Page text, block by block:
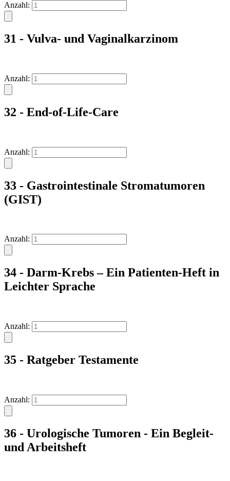
Anzahl:
31 - Vulva- und Vaginalkarzinom
Anzahl:
32 - End-of-Life-Care
Anzahl:
33 - Gastrointestinale Stromatumoren
(GIST)
Anzahl:
34 - Darm-Krebs – Ein Patienten-Heft in
Leichter Sprache
Anzahl:
35 - Ratgeber Testamente
Anzahl:
36 - Urologische Tumoren - Ein Begleit-
und Arbeitsheft